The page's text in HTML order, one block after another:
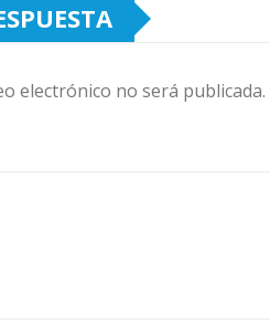
electrónico no será publicada.